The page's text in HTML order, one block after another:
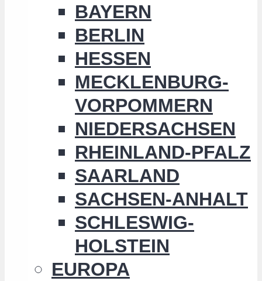
BAYERN
BERLIN
HESSEN
MECKLENBURG-
VORPOMMERN
NIEDERSACHSEN
RHEINLAND-PFALZ
SAARLAND
SACHSEN-ANHALT
SCHLESWIG-
HOLSTEIN
EUROPA